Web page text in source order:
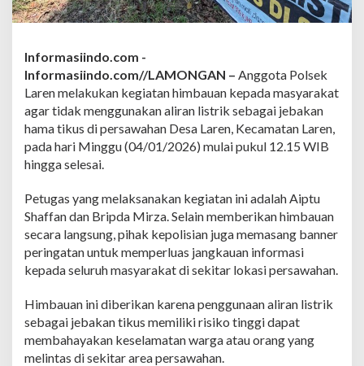
a
t
n
g
a
P
a
s
g
L
i
s
t
r
S
e
b
a
Informasiindo.com -
Informasiindo.com//LAMONGAN – Anggota Polsek
Laren melakukan kegiatan himbauan kepada masyarakat
agar tidak menggunakan aliran listrik sebagai jebakan
hama tikus di persawahan Desa Laren, Kecamatan Laren,
pada hari Minggu (04/01/2026) mulai pukul 12.15 WIB
hingga selesai.
Petugas yang melaksanakan kegiatan ini adalah Aiptu
Shaffan dan Bripda Mirza. Selain memberikan himbauan
secara langsung, pihak kepolisian juga memasang banner
peringatan untuk memperluas jangkauan informasi
kepada seluruh masyarakat di sekitar lokasi persawahan.
Himbauan ini diberikan karena penggunaan aliran listrik
sebagai jebakan tikus memiliki risiko tinggi dapat
membahayakan keselamatan warga atau orang yang
melintas di sekitar area persawahan.